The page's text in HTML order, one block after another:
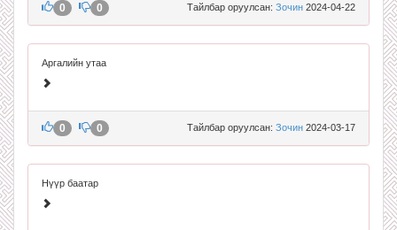
Тайлбар оруулсан: Зочин 2024-04-22
0 0
Аргалийн утаа
Тайлбар оруулсан: Зочин 2024-03-17
0 0
Нүүр баатар